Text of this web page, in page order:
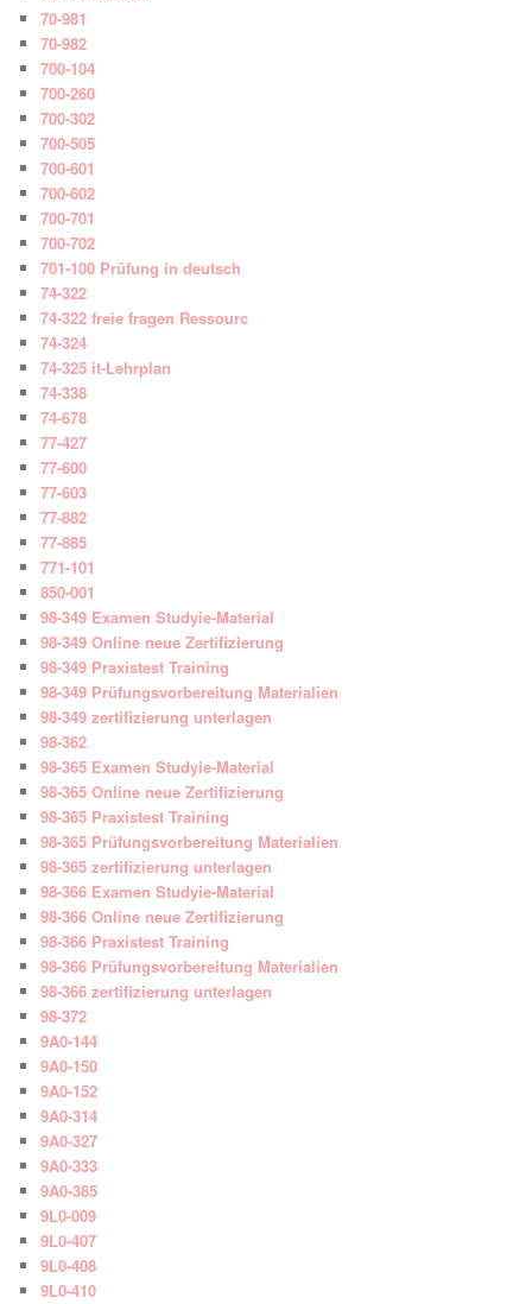
70-981
70-982
700-104
700-260
700-302
700-505
700-601
700-602
700-701
700-702
701-100 Prüfung in deutsch
74-322
74-322 freie fragen Ressourc
74-324
74-325 it-Lehrplan
74-338
74-678
77-427
77-600
77-603
77-882
77-885
771-101
850-001
98-349 Examen Studyie-Material
98-349 Online neue Zertifizierung
98-349 Praxistest Training
98-349 Prüfungsvorbereitung Materialien
98-349 zertifizierung unterlagen
98-362
98-365 Examen Studyie-Material
98-365 Online neue Zertifizierung
98-365 Praxistest Training
98-365 Prüfungsvorbereitung Materialien
98-365 zertifizierung unterlagen
98-366 Examen Studyie-Material
98-366 Online neue Zertifizierung
98-366 Praxistest Training
98-366 Prüfungsvorbereitung Materialien
98-366 zertifizierung unterlagen
98-372
9A0-144
9A0-150
9A0-152
9A0-314
9A0-327
9A0-333
9A0-385
9L0-009
9L0-407
9L0-408
9L0-410